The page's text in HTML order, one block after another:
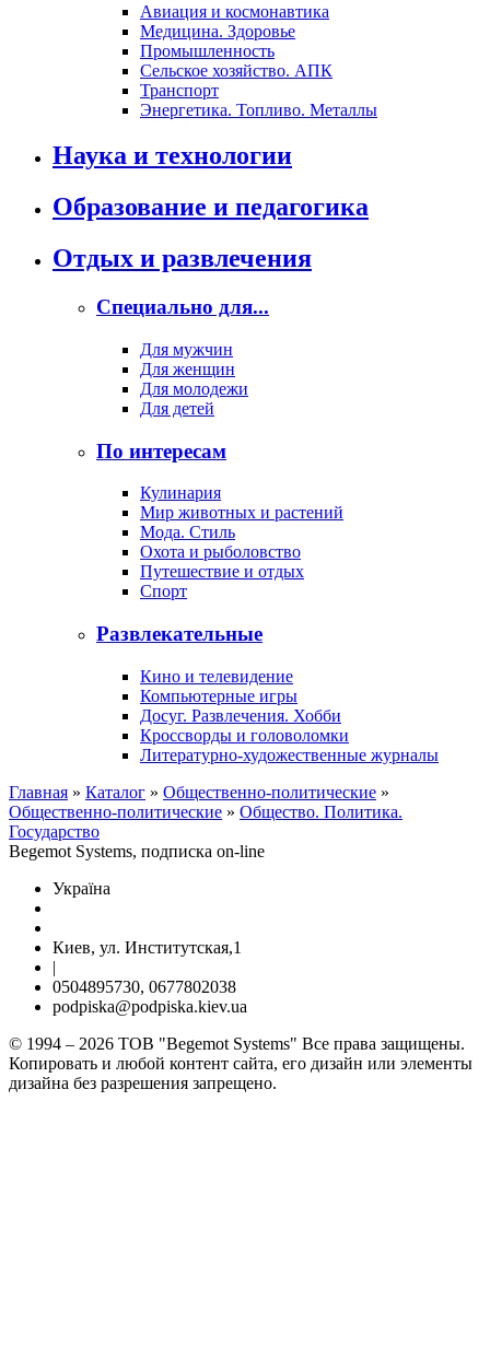
Авиация и космонавтика
Медицина. Здоровье
Промышленность
Сельское хозяйство. АПК
Транспорт
Энергетика. Топливо. Металлы
Наука и технологии
Образование и педагогика
Отдых и развлечения
Специально для...
Для мужчин
Для женщин
Для молодежи
Для детей
По интересам
Кулинария
Мир животных и растений
Мода. Стиль
Охота и рыболовство
Путешествие и отдых
Спорт
Развлекательные
Кино и телевидение
Компьютерные игры
Досуг. Развлечения. Хобби
Кроссворды и головоломки
Литературно-художественные журналы
Главная » Каталог » Общественно-политические »
Общественно-политические » Общество. Политика.
Государство
Begemot Systems, подписка on-line
Україна
Киев, ул. Институтская,1
|
0504895730, 0677802038
podpiska@podpiska.kiev.ua
© 1994 – 2026 ТОВ "Begemot Systems" Все права защищены.
Копировать и любой контент сайта, его дизайн или элементы
дизайна без разрешения запрещено.